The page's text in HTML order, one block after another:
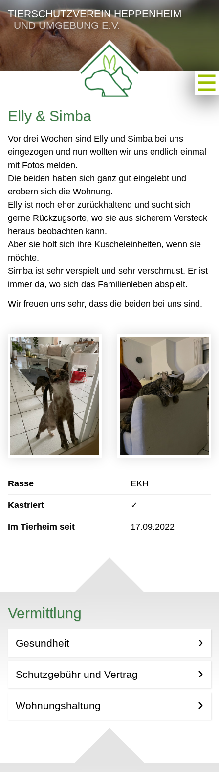
TIERSCHUTZVEREIN HEPPENHEIM
UND UMGEBUNG E.V.
Elly & Simba
Vor drei Wochen sind Elly und Simba bei uns
eingezogen und nun wollten wir uns endlich einmal
mit Fotos melden.
Die beiden haben sich ganz gut eingelebt und
erobern sich die Wohnung.
Elly ist noch eher zurückhaltend und sucht sich
gerne Rückzugsorte, wo sie aus sicherem Versteck
heraus beobachten kann.
Aber sie holt sich ihre Kuscheleinheiten, wenn sie
möchte.
Simba ist sehr verspielt und sehr verschmust. Er ist
immer da, wo sich das Familienleben abspielt.
Wir freuen uns sehr, dass die beiden bei uns sind.
Rasse EKH
Kastriert ✓
Im Tierheim seit 17.09.2022
Vermittlung
Gesundheit
Schutzgebühr und Vertrag
Wohnungshaltung